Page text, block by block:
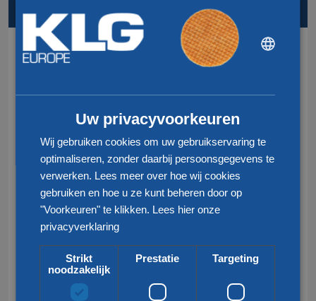
Diensten
Wegtransport
Trein transport
Lucht en Zee transport
Groupage transport
Douaneafhandeling
Meest gezocht
Groupage frankrijk
Internationaal transport
DUTCH
ENGLISH
Uw privacyvoorkeuren
Wij gebruiken cookies om uw gebruikservaring te
optimaliseren, zonder daarbij persoonsgegevens te
verwerken. Lees meer over hoe wij cookies
gebruiken en hoe u ze kunt beheren door op
"Voorkeuren" te klikken. Lees hier onze
privacyverklaring
Strikt
noodzakelijk
Prestatie Targeting